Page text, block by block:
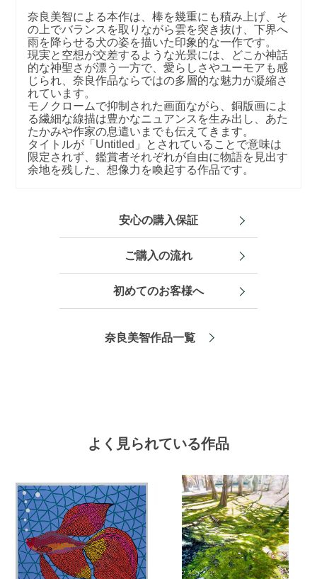
奈良美智による本作は、棒を幾重にも積み上げ、そ
の上でバランスを取りながら雲を突き抜け、下界へ
雨を降らせる犬の姿を描いた印象的な一作です。
現実と空想が交差するような光景には、どこか神話
的な神聖さが漂う一方で、愛らしさやユーモアも感
じられ、奈良作品ならではの多層的な魅力が凝縮さ
れています。
モノクロームで抑制された画面ながら、銅版画によ
る繊細な線描は豊かなニュアンスを生み出し、あた
たかみや作家の息遣いまでも伝えてきます。
タイトルが「Untitled」とされていることで意味は
限定されず、鑑賞者それぞれが自由に物語を見出す
余地を残した、想像力を喚起する作品です。
安心の購入保証
ご購入の流れ
初めてのお客様へ
奈良美智作品一覧
よく見られている作品